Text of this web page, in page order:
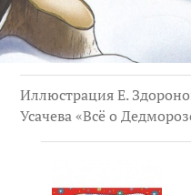
Иллюстрация Е.
Усачева «Всё о